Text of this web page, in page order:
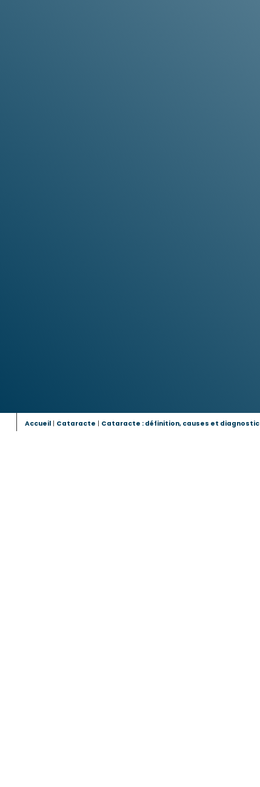
Accueil | Cataracte | Cataracte : définition, causes et diagnostic